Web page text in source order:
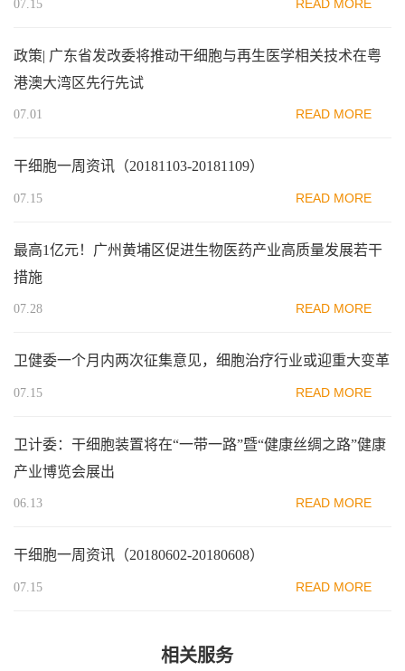
07.15 READ MORE
政策| 广东省发改委将推动干细胞与再生医学相关技术在粤
港澳大湾区先行先试
07.01 READ MORE
干细胞一周资讯（20181103-20181109）
07.15 READ MORE
最高1亿元！广州黄埔区促进生物医药产业高质量发展若干
措施
07.28 READ MORE
卫健委一个月内两次征集意见，细胞治疗行业或迎重大变革
07.15 READ MORE
卫计委：干细胞装置将在“一带一路”暨“健康丝绸之路”健康
产业博览会展出
06.13 READ MORE
干细胞一周资讯（20180602-20180608）
07.15 READ MORE
相关服务